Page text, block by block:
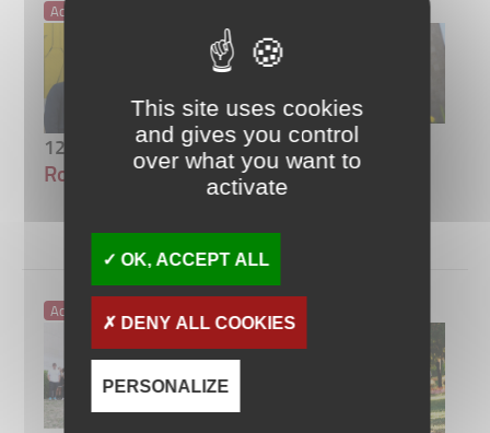
Actualités
12
EAIE
Rotterdam
06Oct 2023
Candidatures
étudiants
Actualités
This site uses cookies
and gives you control
over what you want to
activate
OK, ACCEPT ALL
DENY ALL COOKIES
PERSONALIZE